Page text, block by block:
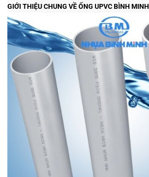
GIỚI THIỆU CHUNG VỀ ỐNG UPVC BÌNH MINH